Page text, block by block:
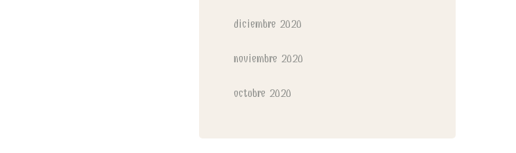
diciembre 2020
noviembre 2020
octubre 2020